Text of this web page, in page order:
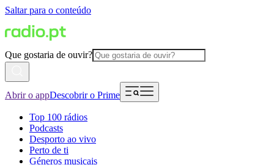
Saltar para o conteúdo
Que gostaria de ouvir?
Abrir o appDescobrir o Prime
Top 100 rádios
Podcasts
Desporto ao vivo
Perto de ti
Géneros musicais